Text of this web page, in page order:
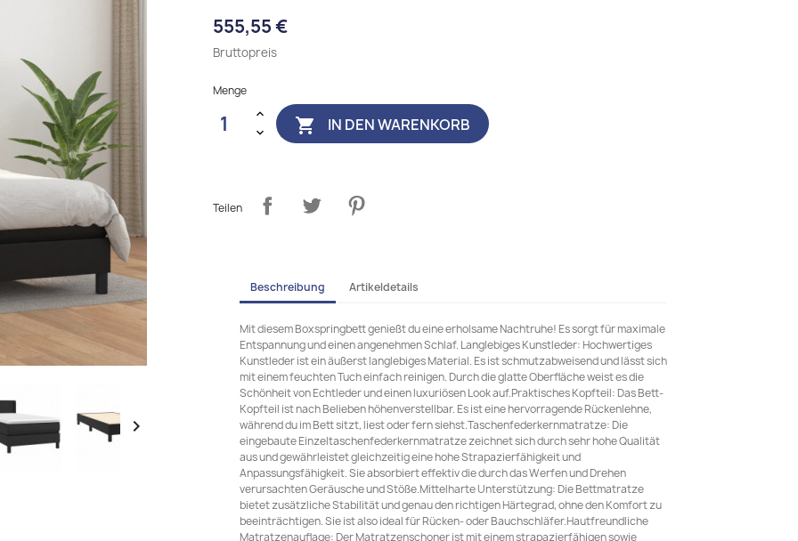

555,55 €
Bruttopreis
Menge
 IN DEN WARENKORB
Teilen
Beschreibung Artikeldetails
Mit diesem Boxspringbett genießt du eine erholsame Nachtruhe! Es sorgt für maximale
Entspannung und einen angenehmen Schlaf. Langlebiges Kunstleder: Hochwertiges
Kunstleder ist ein äußerst langlebiges Material. Es ist schmutzabweisend und lässt sich
mit einem feuchten Tuch einfach reinigen. Durch die glatte Oberfläche weist es die
Schönheit von Echtleder und einen luxuriösen Look auf.Praktisches Kopfteil: Das Bett-
Kopfteil ist nach Belieben höhenverstellbar. Es ist eine hervorragende Rückenlehne,
während du im Bett sitzt, liest oder fern siehst.Taschenfederkernmatratze: Die
eingebaute Einzeltaschenfederkernmatratze zeichnet sich durch sehr hohe Qualität
aus und gewährleistet gleichzeitig eine hohe Strapazierfähigkeit und
Anpassungsfähigkeit. Sie absorbiert effektiv die durch das Werfen und Drehen
verursachten Geräusche und Stöße.Mittelharte Unterstützung: Die Bettmatratze
bietet zusätzliche Stabilität und genau den richtigen Härtegrad, ohne den Komfort zu
beeinträchtigen. Sie ist also ideal für Rücken- oder Bauchschläfer.Hautfreundliche
Matratzenauflage: Der Matratzenschoner ist mit einem strapazierfähigen sowie